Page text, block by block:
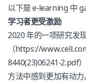
以下是 e-learning 中
学习者更受激励
2020 年的一项研究发
（https://
8440(23)06241-2.pdf
方法中感到更加有动